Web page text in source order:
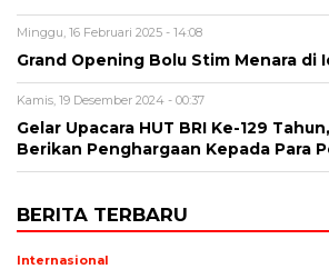
Minggu, 16 Februari 2025 - 14:08
Grand Opening Bolu Stim Menara di
Kamis, 19 Desember 2024 - 00:37
Gelar Upacara HUT BRI Ke-129
Berikan Penghargaan Kepada Para
BERITA TERBARU
Internasional